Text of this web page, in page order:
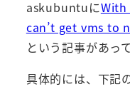
askubuntuにWith
can’t get vms to
という記事があっ
具体的には、下記